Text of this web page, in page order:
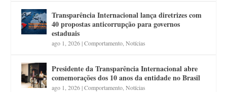
Transparência Internacional lança diretrizes com
40 propostas anticorrupção para governos
estaduais
ago 1, 2026|Comportamento ,Notícias
Presidente da Transparência Internacional abre
comemorações dos 10 anos da entidade no Brasil
ago 1, 2026|Comportamento ,Notícias